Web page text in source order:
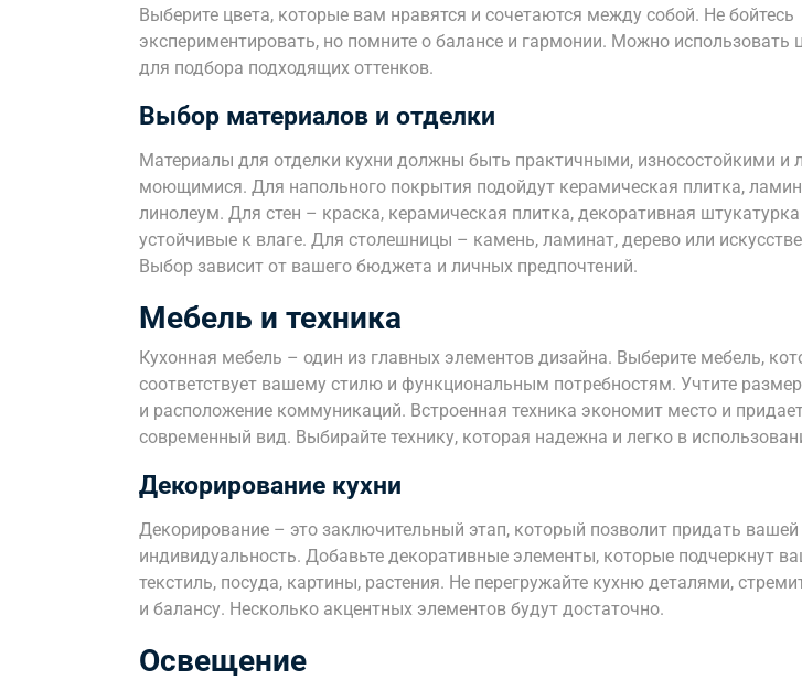
Выберите цвета, которые вам нравятся и сочетаются между собой. Не бойтесь
экспериментировать, но помните о балансе и гармонии. Можно использовать
для подбора подходящих оттенков.
Выбор материалов и отделки
Материалы для отделки кухни должны быть практичными, износостойкими и
моющимися. Для напольного покрытия подойдут керамическая плитка,
линолеум. Для стен – краска, керамическая плитка, декоративная
устойчивые к влаге. Для столешницы – камень, ламинат, дерево или
Выбор зависит от вашего бюджета и личных предпочтений.
Мебель и техника
Кухонная мебель – один из главных элементов дизайна. Выберите мебель,
соответствует вашему стилю и функциональным потребностям. Учтите
и расположение коммуникаций. Встроенная техника экономит место и
современный вид. Выбирайте технику, которая надежна и легко в
Декорирование кухни
Декорирование – это заключительный этап, который позволит придать вашей
индивидуальность. Добавьте декоративные элементы, которые подчеркнут
текстиль, посуда, картины, растения. Не перегружайте кухню деталями,
и балансу. Несколько акцентных элементов будут достаточно.
Освещение